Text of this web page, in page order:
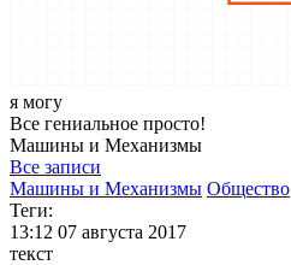
я могу
Все гениальное просто!
Машины и Механизмы
Все записи
Машины и Механизмы Общество
Теги:
13:12 07 августа 2017
текст